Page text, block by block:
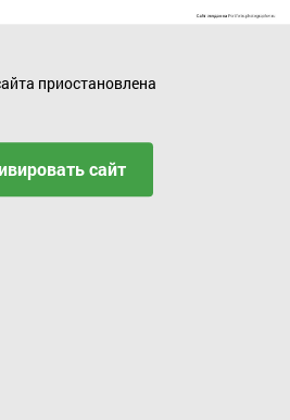
приостановлена
сайт